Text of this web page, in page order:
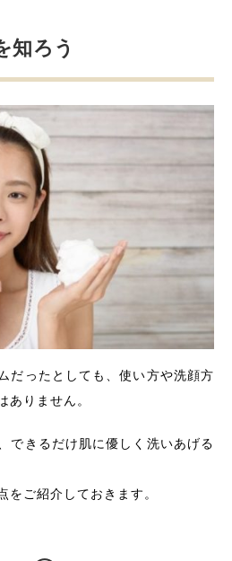
知ろう
だったとしても、使い方や洗顔方
ありません。
できるだけ肌に優しく洗いあげる
をご紹介しておきます。